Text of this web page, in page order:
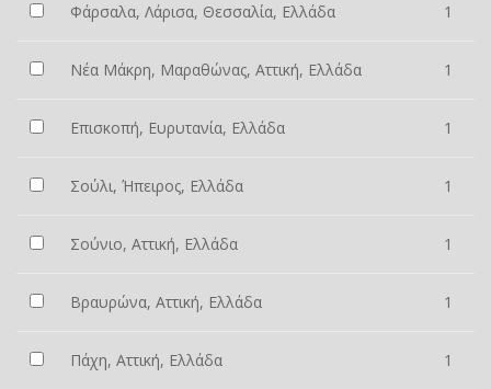
Φάρσαλα, Λάρισα, Θεσσαλία, Ελλάδα 1
Νέα Μάκρη, Μαραθώνας, Αττική, Ελλάδα 1
Επισκοπή, Ευρυτανία, Ελλάδα 1
Σούλι, Ήπειρος, Ελλάδα 1
Σούνιο, Αττική, Ελλάδα 1
Βραυρώνα, Αττική, Ελλάδα 1
Πάχη, Αττική, Ελλάδα 1